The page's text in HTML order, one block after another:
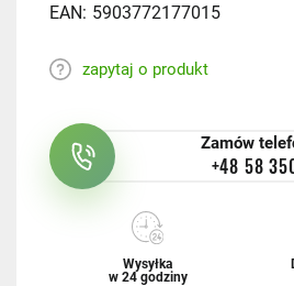
EAN: 5903772177015
zapytaj o produkt
Zamów
+48 58
Wysyłka
w 24 godziny